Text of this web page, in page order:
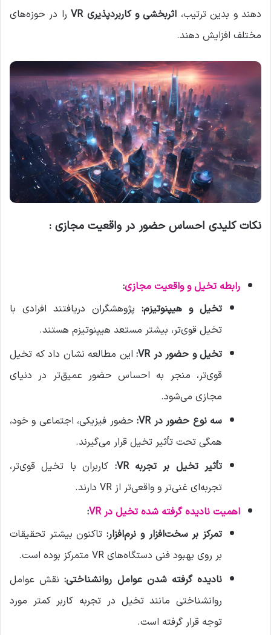
دهند و بدین ترتیب، اثربخشی و کاربردپذیری VR
را در حوزه‌های
مختلف افزایش دهند.
نکات کلیدی احساس حضور در واقعیت مجازی :
رابطه تخیل و واقعیت مجازی:
تخیل و هیپنوتیزم: پژوهشگران دریافتند افرادی با
تخیل قوی‌تر، بیشتر مستعد هیپنوتیزم هستند.
تخیل و حضور در VR:
این مطالعه نشان داد که تخیل
قوی‌تر، منجر به احساس حضور عمیق‌تر در دنیای
مجازی می‌شود.
سه نوع حضور در VR:
حضور فیزیکی، اجتماعی و خود،
همگی تحت تأثیر تخیل قرار می‌گیرند.
تأثیر تخیل بر تجربه VR:
کاربران با تخیل قوی‌تر،
تجربه‌ای غنی‌تر و واقعی‌تر از VR دارند.
اهمیت نادیده گرفته شده تخیل در VR
:
تمرکز بر سخت‌افزار و نرم‌افزار:تاکنون بیشتر تحقیقات
بر روی بهبود فنی دستگاه‌های VR متمرکز بوده است.
نادیده گرفته شدن عوامل روانشناختی:نقش عوامل
روانشناختی مانند تخیل در تجربه کاربر کمتر مورد
توجه قرار گرفته است.